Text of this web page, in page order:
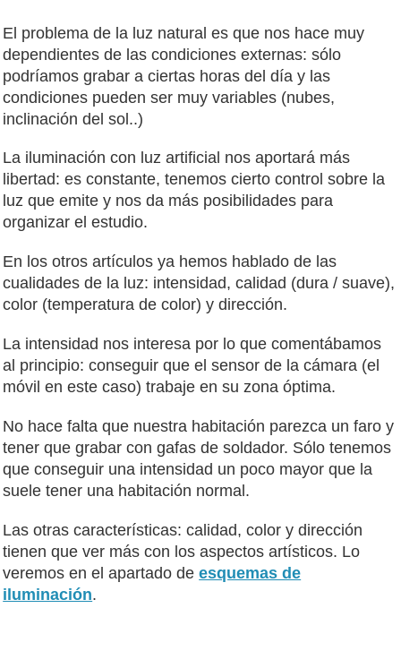
El problema de la luz natural es que nos hace muy
dependientes de las condiciones externas: sólo
podríamos grabar a ciertas horas del día y las
condiciones pueden ser muy variables (nubes,
inclinación del sol..)
La iluminación con luz artificial nos aportará más
libertad: es constante, tenemos cierto control sobre la
luz que emite y nos da más posibilidades para
organizar el estudio.
En los otros artículos ya hemos hablado de las
cualidades de la luz: intensidad, calidad (dura / suave),
color (temperatura de color) y dirección.
La intensidad nos interesa por lo que comentábamos
al principio: conseguir que el sensor de la cámara (el
móvil en este caso) trabaje en su zona óptima.
No hace falta que nuestra habitación parezca un faro y
tener que grabar con gafas de soldador. Sólo tenemos
que conseguir una intensidad un poco mayor que la
suele tener una habitación normal.
Las otras características: calidad, color y dirección
tienen que ver más con los aspectos artísticos. Lo
veremos en el apartado deesquemas de
iluminación.